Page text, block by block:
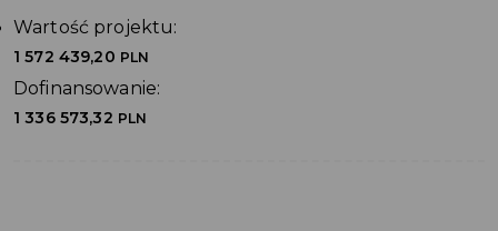
Wartość projektu:
1 572 439,20 PLN
Dofinansowanie:
1 336 573,32 PLN